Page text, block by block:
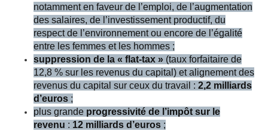
notamment en faveur de l’emploi, de l’augmentation
des salaires, de l’investissement productif, du
respect de l’environnement ou encore de l’égalité
entre les femmes et les hommes ;
suppression de la « flat-tax » (taux forfaitaire de
12,8 % sur les revenus du capital) et alignement des
revenus du capital sur ceux du travail : 2,2 milliards
d’euros ;
plus grande progressivité de l’impôt sur le
revenu : 12 milliards d’euros ;